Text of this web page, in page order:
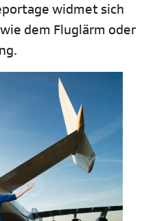
widmet sich
dem Fluglärm oder